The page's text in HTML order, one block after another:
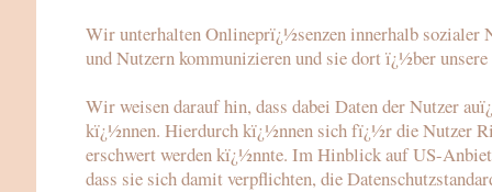
Wir unterhalten Onlineprï¿½senzen innerhalb sozialer
und Nutzern kommunizieren und sie dort ï¿½ber
Wir weisen darauf hin, dass dabei Daten der Nutzer
kï¿½nnen. Hierdurch kï¿½nnen sich fï¿½r die Nutzer
erschwert werden kï¿½nnte. Im Hinblick auf US-
dass sie sich damit verpflichten, die